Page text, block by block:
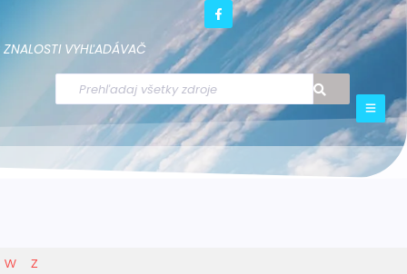
ZNALOSTI VYHĽADÁVAČ
W Z